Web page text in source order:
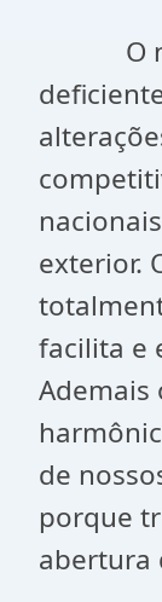
O
exterior.
facilita e
Ademais
de
porque
abertura